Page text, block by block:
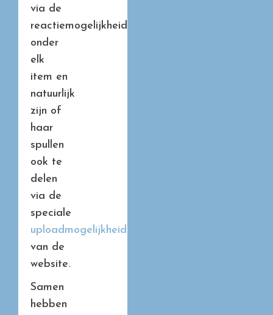
via de
reactiemogelijkheid
onder
elk
item en
natuurlijk
zijn of
haar
spullen
ook te
delen
via de
speciale
uploadmogelijkheid
van de
website.
Samen
hebben